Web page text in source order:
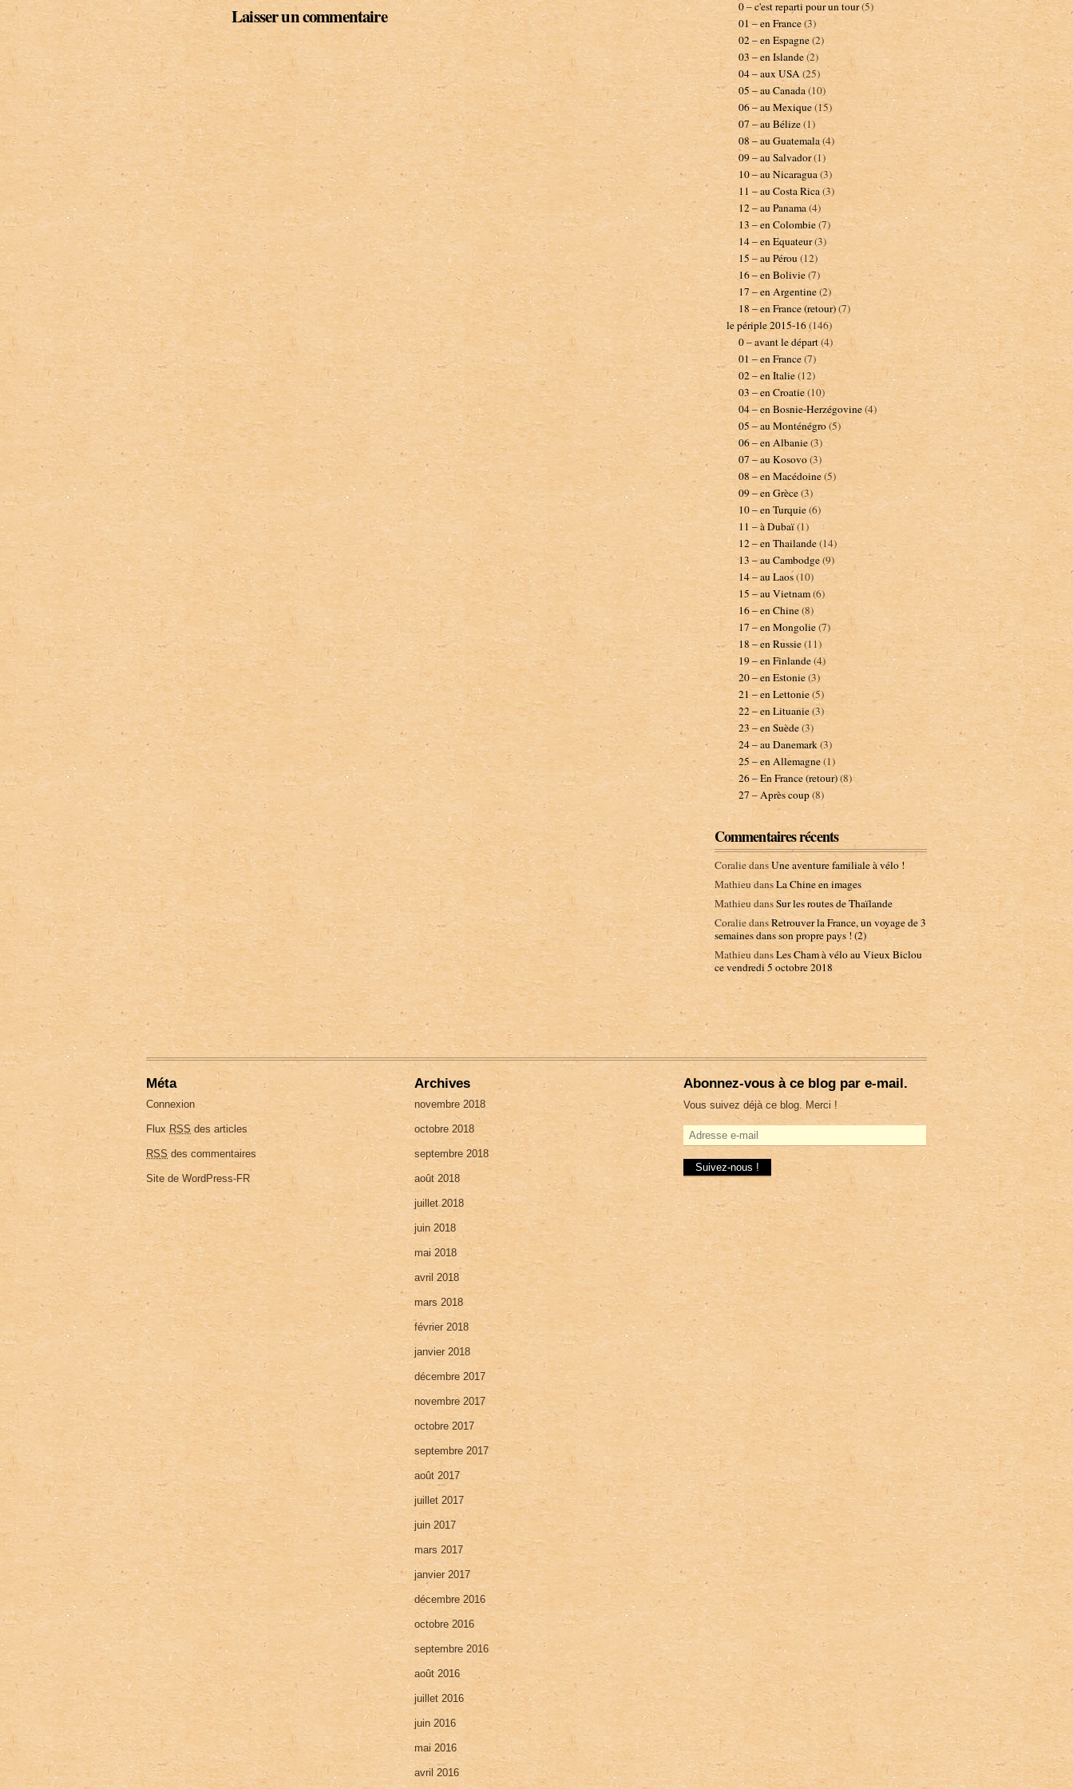
Laisser un commentaire
0 – c'est reparti pour un tour(5)
01 – en France(3)
02 – en Espagne(2)
03 – en Islande(2)
04 – aux USA(25)
05 – au Canada(10)
06 – au Mexique(15)
07 – au Bélize(1)
08 – au Guatemala(4)
09 – au Salvador(1)
10 – au Nicaragua(3)
11 – au Costa Rica(3)
12 – au Panama(4)
13 – en Colombie(7)
14 – en Equateur(3)
15 – au Pérou(12)
16 – en Bolivie(7)
17 – en Argentine(2)
18 – en France (retour)(7)
le périple 2015-16(146)
0 – avant le départ(4)
01 – en France(7)
02 – en Italie(12)
03 – en Croatie(10)
04 – en Bosnie-Herzégovine(4)
05 – au Monténégro(5)
06 – en Albanie(3)
07 – au Kosovo(3)
08 – en Macédoine(5)
09 – en Grèce(3)
10 – en Turquie(6)
11 – à Dubaï(1)
12 – en Thailande(14)
13 – au Cambodge(9)
14 – au Laos(10)
15 – au Vietnam(6)
16 – en Chine(8)
17 – en Mongolie(7)
18 – en Russie(11)
19 – en Finlande(4)
20 – en Estonie(3)
21 – en Lettonie(5)
22 – en Lituanie(3)
23 – en Suède(3)
24 – au Danemark(3)
25 – en Allemagne(1)
26 – En France (retour)(8)
27 – Après coup(8)
Commentaires récents
CoraliedansUne aventure familiale à vélo !
MathieudansLa Chine en images
Mathieu dansSur les routes de Thaïlande
CoraliedansRetrouver la France, un voyage de 3
semaines dans son propre pays ! (2)
MathieudansLes Cham à vélo au Vieux Biclou
ce vendredi 5 octobre 2018
Méta
Connexion
Flux RSS des articles
RSSdes commentaires
Site de WordPress-FR
Archives
novembre 2018
octobre 2018
septembre 2018
août 2018
juillet 2018
juin 2018
mai 2018
avril 2018
mars 2018
février 2018
janvier 2018
décembre 2017
novembre 2017
octobre 2017
septembre 2017
août 2017
juillet 2017
juin 2017
mars 2017
janvier 2017
décembre 2016
octobre 2016
septembre 2016
août 2016
juillet 2016
juin 2016
mai 2016
avril 2016
Abonnez-vous à ce blog par e-mail.
Vous suivez déjà ce blog. Merci !
A
d
r
e
i
l